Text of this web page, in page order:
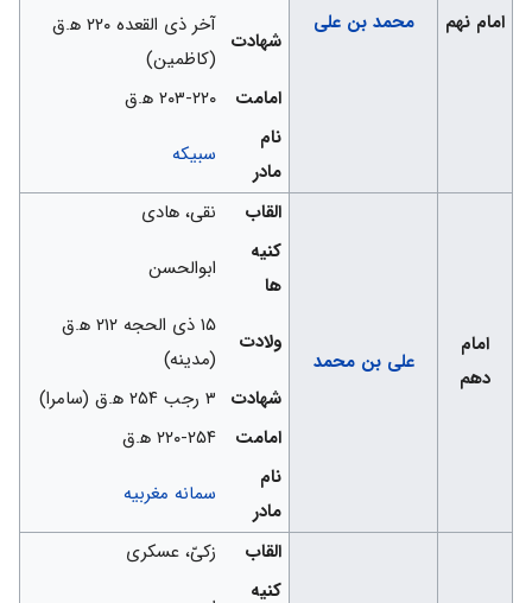
امام نهم محمد بن علی
شهادت
آخر ذی القعده ۲۲۰ ه‍.ق
(کاظمین)
امامت
۲۰۳-۲۲۰ ه‍.ق
نام
مادر
سبیکه
امام
دهم
علی بن محمد
القاب
نقی، هادی
کنیه
ها
ابوالحسن
ولادت
۱۵ ذی الحجه ۲۱۲ ه‍.ق
(مدینه)
شهادت ۳ رجب ۲۵۴ ه‍.ق (سامرا)
امامت
۲۲۰-۲۵۴ ه‍.ق
نام
مادر
سمانه مغربیه
القاب
زکیّ، عسکری
کنیه